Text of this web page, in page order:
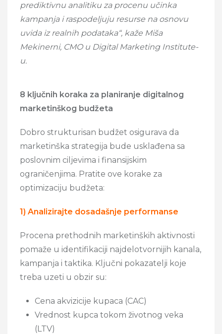
prediktivnu analitiku za procenu učinka
kampanja i raspodeljuju resurse na osnovu
uvida iz realnih podataka“, kaže Miša
Mekinerni, CMO u Digital Marketing Institute-
u.
8 ključnih koraka za planiranje digitalnog
marketinškog budžeta
Dobro strukturisan budžet osigurava da
marketinška strategija bude usklađena sa
poslovnim ciljevima i finansijskim
ograničenjima. Pratite ove korake za
optimizaciju budžeta:
1) Analizirajte dosadašnje performanse
Procena prethodnih marketinških aktivnosti
pomaže u identifikaciji najdelotvornijih kanala,
kampanja i taktika. Ključni pokazatelji koje
treba uzeti u obzir su:
Cena akvizicije kupaca (CAC)
Vrednost kupca tokom životnog veka
(LTV)